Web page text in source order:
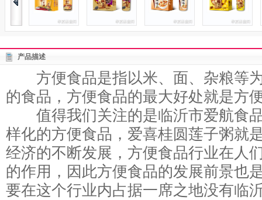
产品描述
方便食品是指以米、面、杂粮等
的食品，方便食品的最大好处就是方
值得我们关注的是临沂市爱航食
样化的方便食品，爱喜桂圆莲子粥就
经济的不断发展，方便食品行业在人
的作用，因此方便食品的发展前景也
要在这个行业内占据一席之地没有临